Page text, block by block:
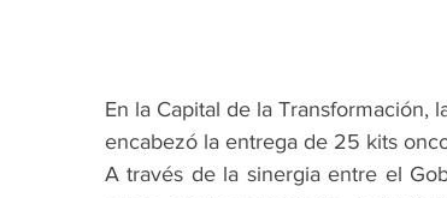
En la Capital de la Transformación,
encabezó la entrega de 25 kits
A través de la sinergia entre el